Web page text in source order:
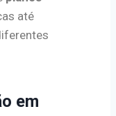
até
em